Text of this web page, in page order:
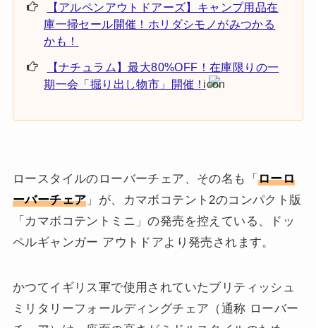
【アルペンアウトドアーズ】キャンプ用品在
庫一掃セール開催！ホリダシモノがみつかる
かも！
【ナチュラム】最大80%OFF！在庫限りの一
期一会「掘り出し物市」開催！
ロースタイルのローバーチェア、その名も「 ローロ
ーバーチェア 」が、カマボコテント2のコンパクト版
「カマボコテントミニ」の発売を控えている、ドッ
ペルギャンガー アウトドアより発売されます。
かつてイギリス軍で使用されていたブリティッシュ
ミリタリーフォールディングチェア（通称 ローバー